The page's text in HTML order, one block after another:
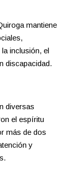
mantiene
inclusión, el
discapacidad.
diversas
el espíritu
más de dos
y